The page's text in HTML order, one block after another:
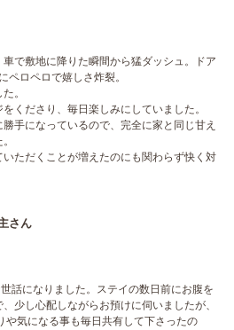
で敷地に降りた瞬間から猛ダッシュ。ドア
ペロペロで嬉しさ炸裂。
。
くださり、毎日楽しみにしていました。
手になっているので、完全に家と同じ甘え
ただくことが増えたのにも関わらず快く対
さん
話になりました。ステイの数日前にお腹を
少し心配しながらお預けに伺いましたが、
や気になる事も毎日共有して下さったの